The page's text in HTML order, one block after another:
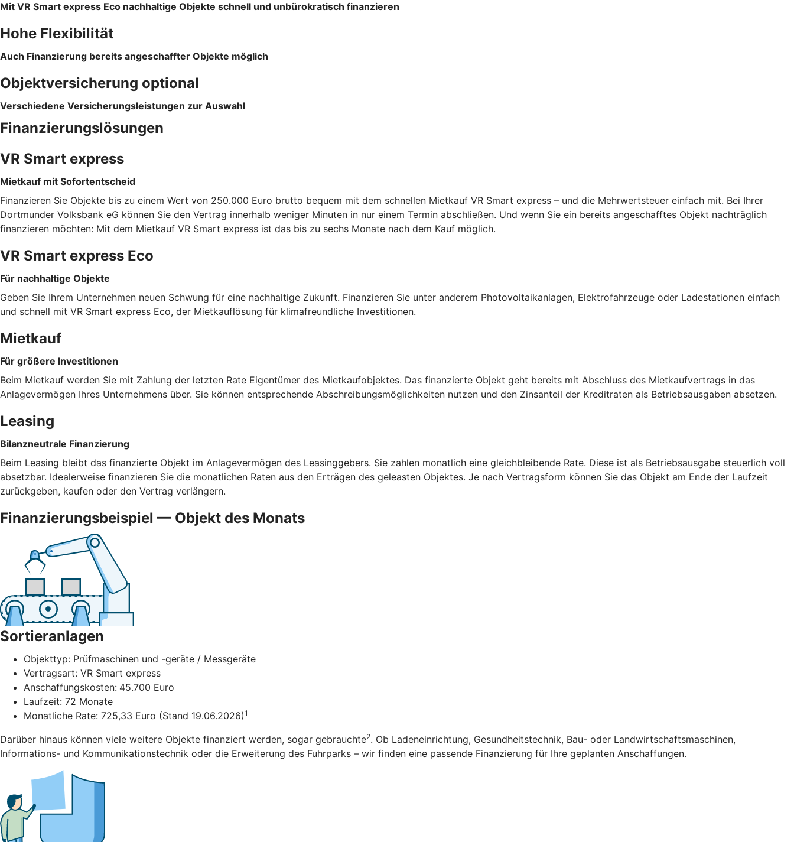
Mit VR Smart express Eco nachhaltige Objekte schnell und unbürokratisch finanzieren
Hohe Flexibilität
Auch Finanzierung bereits angeschaffter Objekte möglich
Objektversicherung optional
Verschiedene Versicherungsleistungen zur Auswahl
Finanzierungslösungen
VR Smart express
Mietkauf mit Sofortentscheid
Finanzieren Sie Objekte bis zu einem Wert von 250.000 Euro brutto bequem mit dem schnellen Mietkauf VR Smart express – und die Mehrwertsteuer einfach mit. Bei Ihrer
Dortmunder Volksbank eG können Sie den Vertrag innerhalb weniger Minuten in nur einem Termin abschließen. Und wenn Sie ein bereits angeschafftes Objekt nachträglich
finanzieren möchten: Mit dem Mietkauf VR Smart express ist das bis zu sechs Monate nach dem Kauf möglich.
VR Smart express Eco
Für nachhaltige Objekte
Geben Sie Ihrem Unternehmen neuen Schwung für eine nachhaltige Zukunft. Finanzieren Sie unter anderem Photovoltaikanlagen, Elektrofahrzeuge oder Ladestationen einfach
und schnell mit VR Smart express Eco, der Mietkauflösung für klimafreundliche Investitionen.
Mietkauf
Für größere Investitionen
Beim Mietkauf werden Sie mit Zahlung der letzten Rate Eigentümer des Mietkaufobjektes. Das finanzierte Objekt geht bereits mit Abschluss des Mietkaufvertrags in das
Anlagevermögen Ihres Unternehmens über. Sie können entsprechende Abschreibungsmöglichkeiten nutzen und den Zinsanteil der Kreditraten als Betriebsausgaben absetzen.
Leasing
Bilanzneutrale Finanzierung
Beim Leasing bleibt das finanzierte Objekt im Anlagevermögen des Leasinggebers. Sie zahlen monatlich eine gleichbleibende Rate. Diese ist als Betriebsausgabe steuerlich voll
absetzbar. Idealerweise finanzieren Sie die monatlichen Raten aus den Erträgen des geleasten Objektes. Je nach Vertragsform können Sie das Objekt am Ende der Laufzeit
zurückgeben, kaufen oder den Vertrag verlängern.
Finanzierungsbeispiel — Objekt des Monats
Sortieranlagen
Objekttyp: Prüfmaschinen und -geräte / Messgeräte
Vertragsart: VR Smart express
Anschaffungskosten: 45.700 Euro
Laufzeit: 72 Monate
Monatliche Rate: 725,33 Euro (Stand 19.06.2026)1
Darüber hinaus können viele weitere Objekte finanziert werden, sogar gebrauchte2. Ob Ladeneinrichtung, Gesundheitstechnik, Bau- oder Landwirtschaftsmaschinen,
Informations- und Kommunikationstechnik oder die Erweiterung des Fuhrparks – wir finden eine passende Finanzierung für Ihre geplanten Anschaffungen.